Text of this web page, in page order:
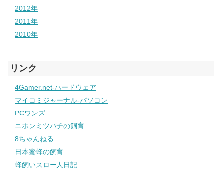
2012年
2011年
2010年
リンク
4Gamer.net-ハードウェア
マイコミジャーナル-パソコン
PCワンズ
ニホンミツバチの飼育
8ちゃんねる
日本蜜蜂の飼育
蜂飼いスロー人日記